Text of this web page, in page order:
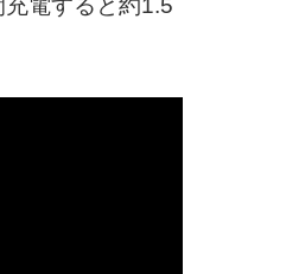
充電すると約1.5